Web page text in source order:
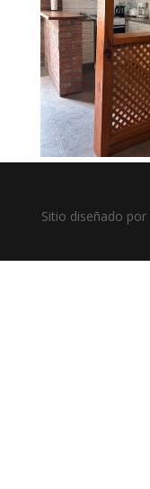
Sitio diseñado por